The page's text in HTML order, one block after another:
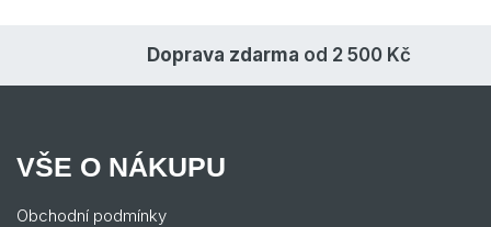
Doprava zdarma od 2 500 Kč
VŠE O NÁKUPU
Obchodní podmínky